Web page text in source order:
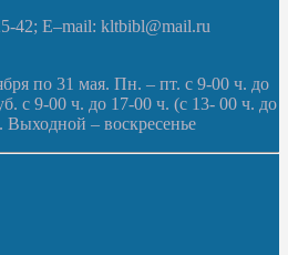
42; E–mail: kltbibl@mail.ru
по 31 мая. Пн. – пт. с 9-00 ч. до
с 9-00 ч. до 17-00 ч. (с 13- 00 ч. до
Выходной – воскресенье